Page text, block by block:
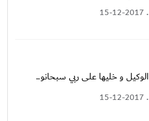
.
15-12-2017
و خليها على ربي سبحانو..
.
15-12-2017